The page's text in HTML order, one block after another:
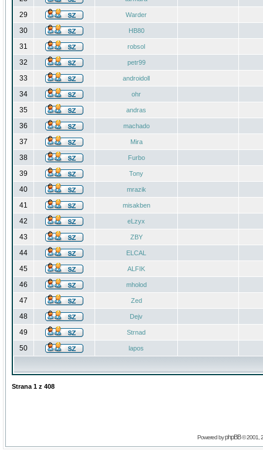
29 Warder
30 HB80
31 robsol
32 petr99
33 androidoll
34 ohr
35 andras
36 machado
37 Mira
38 Furbo
39 Tony
40 mrazik
41 misakben
42 eLzyx
43 ZBY
44 ELCAL
45 ALFIK
46 mholod
47 Zed
48 Dejv
49 Strnad
50 lapos
Strana 1 z 408
Powered byphpBB© 2001,